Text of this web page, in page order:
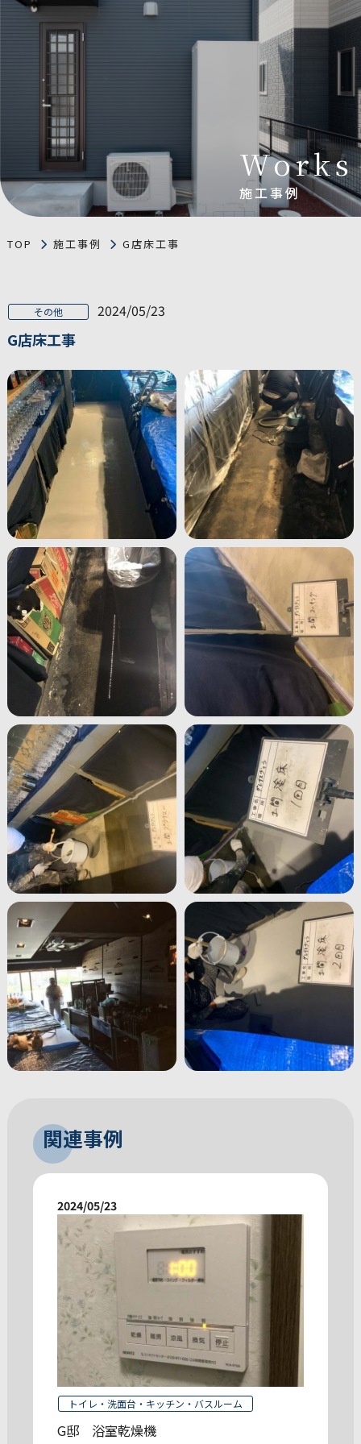
Works
施工事例
TOP 施工事例 G店床工事
その他 2024/05/23
G店床工事
関連事例
2024/05/23
トイレ・洗面台・キッチン・バスルーム
G邸 浴室乾燥機